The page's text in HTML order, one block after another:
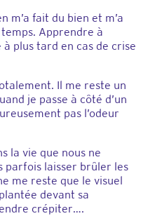
m’a fait du bien et m’a
Apprendre à
plus tard en cas de crise
Il me reste un
je passe à côté d’un
pas l’odeur
la vie que nous ne
parfois laisser brûler les
me reste que le visuel
devant sa
crépiter….